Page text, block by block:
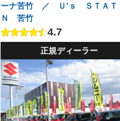
ーナ苦竹 ／ Ｕ’ｓ ＳＴＡＴ
Ｎ 苦竹
4.7
正規ディーラー